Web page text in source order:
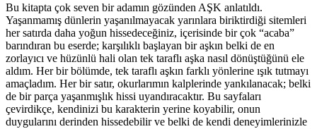
Bu kitapta çok seven bir adamın gözünden AŞK anlatıldı.
Yaşanmamış dünlerin yaşanılmayacak yarınlara biriktirdiği sitemleri
her satırda daha yoğun hissedeceğiniz, içerisinde bir çok “acaba”
barındıran bu eserde; karşılıklı başlayan bir aşkın belki de en
zorlayıcı ve hüzünlü hali olan tek taraflı aşka nasıl dönüştüğünü ele
aldım. Her bir bölümde, tek taraflı aşkın farklı yönlerine ışık tutmayı
amaçladım. Her bir satır, okurlarımın kalplerinde yankılanacak; belki
de bir parça yaşanmışlık hissi uyandıracaktır. Bu sayfaları
çevirdikçe, kendinizi bu karakterin yerine koyabilir, onun
duygularını derinden hissedebilir ve belki de kendi deneyimlerinizle